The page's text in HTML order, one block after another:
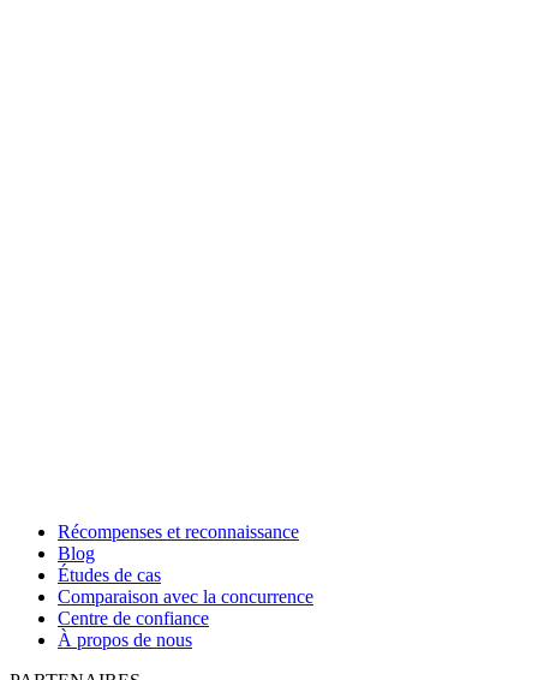
Récompenses et reconnaissance
Blog
Études de cas
Comparaison avec la concurrence
Centre de confiance
À propos de nous